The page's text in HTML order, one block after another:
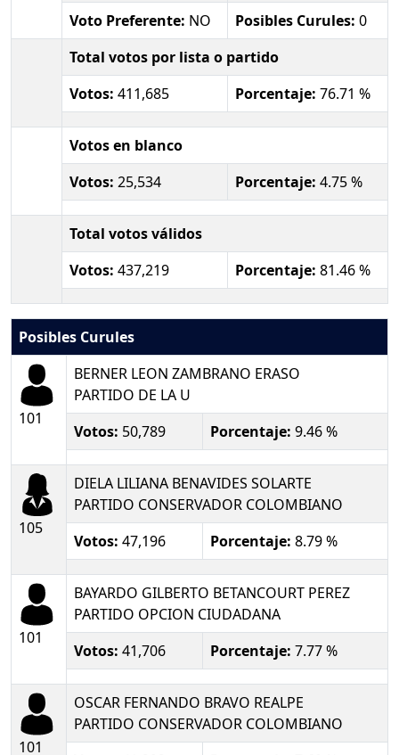
Voto Preferente: NO Posibles Curules: 0
Total votos por lista o partido
Votos: 411,685 Porcentaje: 76.71 %
Votos en blanco
Votos: 25,534 Porcentaje: 4.75 %
Total votos válidos
Votos: 437,219 Porcentaje: 81.46 %
Posibles Curules
101
BERNER LEON ZAMBRANO ERASO
PARTIDO DE LA U
Votos: 50,789 Porcentaje: 9.46 %
105
DIELA LILIANA BENAVIDES SOLARTE
PARTIDO CONSERVADOR COLOMBIANO
Votos: 47,196 Porcentaje: 8.79 %
101
BAYARDO GILBERTO BETANCOURT PEREZ
PARTIDO OPCION CIUDADANA
Votos: 41,706 Porcentaje: 7.77 %
101
OSCAR FERNANDO BRAVO REALPE
PARTIDO CONSERVADOR COLOMBIANO